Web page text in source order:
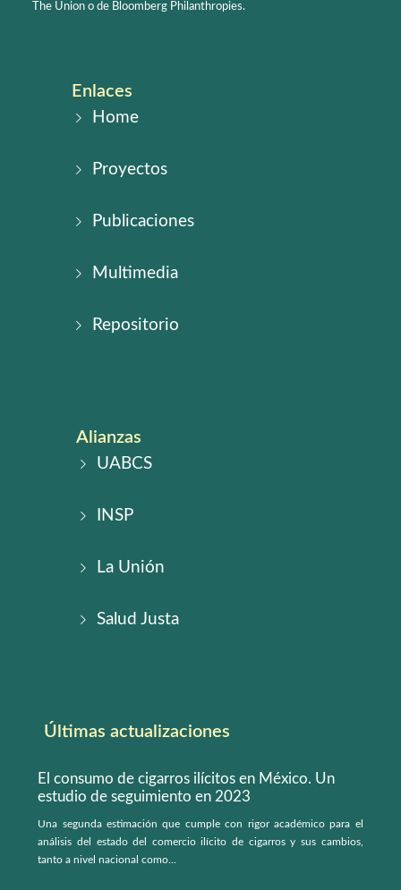
The Union o de Bloomberg Philanthropies.
Enlaces
Home
Proyectos
Publicaciones
Multimedia
Repositorio
Alianzas
UABCS
INSP
La Unión
Salud Justa
Últimas actualizaciones
El consumo de cigarros ilícitos en México. Un
estudio de seguimiento en 2023
Una segunda estimación que cumple con rigor académico para el
análisis del estado del comercio ilícito de cigarros y sus cambios,
tanto a nivel nacional como...